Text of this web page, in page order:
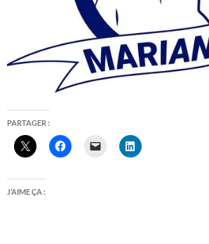
PARTAGER :
J’AIME ÇA :